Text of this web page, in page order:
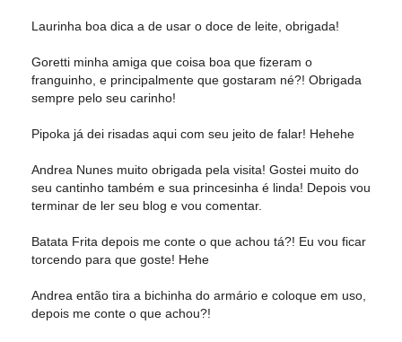
Laurinha boa dica a de usar o doce de leite, obrigada!
Goretti minha amiga que coisa boa que fizeram o
franguinho, e principalmente que gostaram né?! Obrigada
sempre pelo seu carinho!
Pipoka já dei risadas aqui com seu jeito de falar! Hehehe
Andrea Nunes muito obrigada pela visita! Gostei muito do
seu cantinho também e sua princesinha é linda! Depois vou
terminar de ler seu blog e vou comentar.
Batata Frita depois me conte o que achou tá?! Eu vou ficar
torcendo para que goste! Hehe
Andrea então tira a bichinha do armário e coloque em uso,
depois me conte o que achou?!